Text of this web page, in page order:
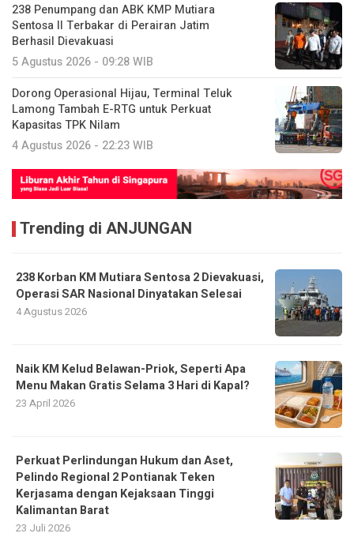
238 Penumpang dan ABK KMP Mutiara
Sentosa II Terbakar di Perairan Jatim
Berhasil Dievakuasi
5 Agustus 2026 - 09:28 WIB
Dorong Operasional Hijau, Terminal Teluk
Lamong Tambah E-RTG untuk Perkuat
Kapasitas TPK Nilam
4 Agustus 2026 - 22:23 WIB
Trending di ANJUNGAN
238 Korban KM Mutiara Sentosa 2 Dievakuasi,
Operasi SAR Nasional Dinyatakan Selesai
4 Agustus 2026
Naik KM Kelud Belawan-Priok, Seperti Apa
Menu Makan Gratis Selama 3 Hari di Kapal?
23 April 2026
Perkuat Perlindungan Hukum dan Aset,
Pelindo Regional 2 Pontianak Teken
Kerjasama dengan Kejaksaan Tinggi
Kalimantan Barat
23 Juli 2026